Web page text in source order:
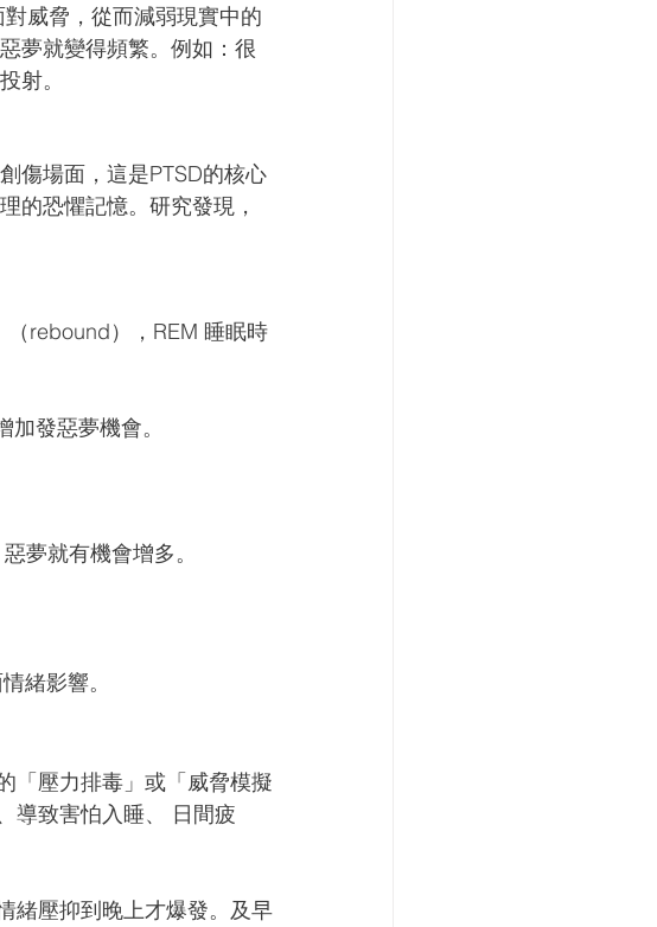
威脅，從而減弱現實中的
夢就變得頻繁。例如：很
射。
傷場面，這是PTSD的核心
的恐懼記憶。研究發現，
rebound），REM 睡眠時
發惡夢機會。
夢就有機會增多。
緒影響。
「壓力排毒」或「威脅模擬
導致害怕入睡、 日間疲
緒壓抑到晚上才爆發。及早